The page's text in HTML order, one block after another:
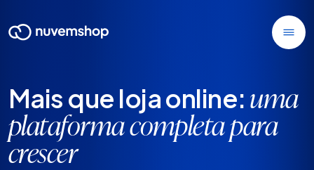
Mais que loja online: uma
plataforma completa para
crescer